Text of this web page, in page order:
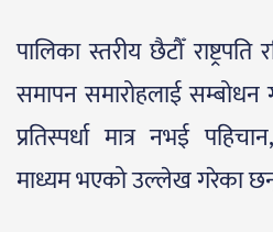
पालिका स्तरीय छैटौँ राष्ट्रपति
समापन समारोहलाई
प्रतिस्पर्धा मात्र नभई
माध्यम भएको उल्लेख गरेका